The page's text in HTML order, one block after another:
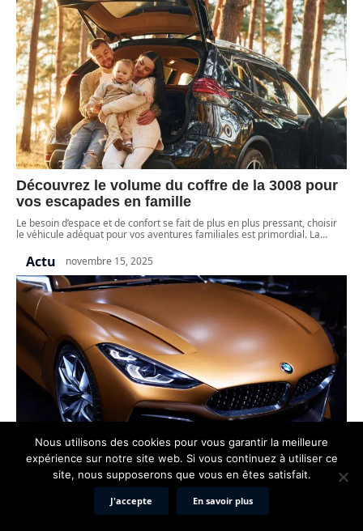
Découvrez le volume du coffre de la 3008 pour
vos escapades en famille
Le besoin d’espace et de confort se fait de plus en plus pressant, choisir
le véhicule adéquat pour vos aventures familiales est primordial. La…
Actu novembre 15, 2025
Découvrez la liste des voyants sur BMW série 3
e90 pour un entretien éclairé
Nous utilisons des cookies pour vous garantir la meilleure
expérience sur notre site web. Si vous continuez à utiliser ce
site, nous supposerons que vous en êtes satisfait.
J'accepte En savoir plus